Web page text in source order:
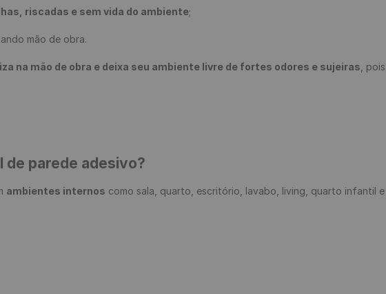
riscadas e sem vida do ambiente;
mão de obra.
na mão de obra e deixa seu ambiente livre de fortes odores e sujeiras ,
de parede adesivo?
ambientes internos como sala, quarto, escritório, lavabo, living, quarto infantil